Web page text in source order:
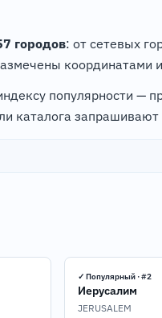
городов: от сетевых
координатами
популярности —
каталога
✓ Популярный · #2
Иерусалим
JERUSALEM